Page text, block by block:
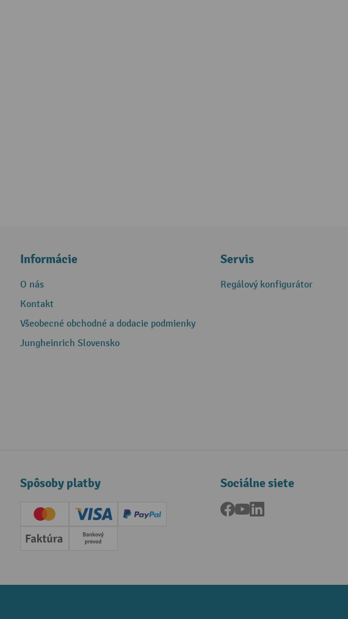
Informácie
O nás
Kontakt
Všeobecné obchodné a dodacie podmienky
Jungheinrich Slovensko
Servis
Regálový konfigurátor
Spôsoby platby
Creditcard (Master)Creditcard (Visa)
PayPal
Faktúra Predplatba
Sociálne siete
Facebook
YouTube